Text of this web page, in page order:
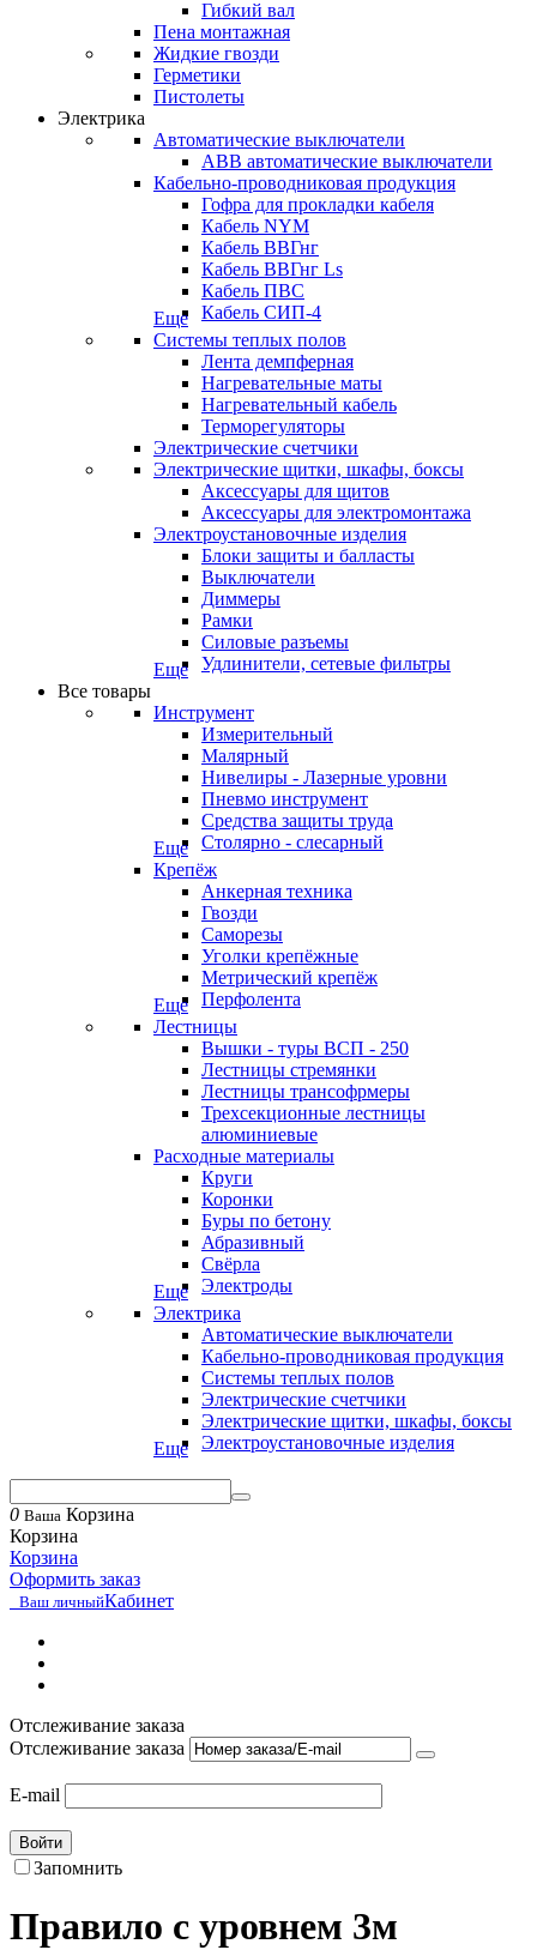
Гибкий вал
Пена монтажная
Жидкие гвозди
Герметики
Пистолеты
Электрика
Автоматические выключатели
ABB автоматические выключатели
Кабельно-проводниковая продукция
Гофра для прокладки кабеля
Кабель NYM
Кабель ВВГнг
Кабель ВВГнг Ls
Кабель ПВС
Кабель СИП-4
Еще
Системы теплых полов
Лента демпферная
Нагревательные маты
Нагревательный кабель
Терморегуляторы
Электрические счетчики
Электрические щитки, шкафы, боксы
Аксессуары для щитов
Аксессуары для электромонтажа
Электроустановочные изделия
Блоки защиты и балласты
Выключатели
Диммеры
Рамки
Силовые разъемы
Удлинители, сетевые фильтры
Еще
Все товары
Инструмент
Измерительный
Малярный
Нивелиры - Лазерные уровни
Пневмо инструмент
Средства защиты труда
Столярно - слесарный
Еще
Крепёж
Анкерная техника
Гвозди
Саморезы
Уголки крепёжные
Метрический крепёж
Перфолента
Еще
Лестницы
Вышки - туры ВСП - 250
Лестницы стремянки
Лестницы трансофрмеры
Трехсекционные лестницы
алюминиевые
Расходные материалы
Круги
Коронки
Буры по бетону
Абразивный
Свёрла
Электроды
Еще
Электрика
Автоматические выключатели
Кабельно-проводниковая продукция
Системы теплых полов
Электрические счетчики
Электрические щитки, шкафы, боксы
Электроустановочные изделия
Еще
0 Ваша Корзина
Корзина
Корзина
Оформить заказ
Ваш личныйКабинет
Отслеживание заказа
Отслеживание заказа
E-mail
Войти
Запомнить
Правило с уровнем 3м